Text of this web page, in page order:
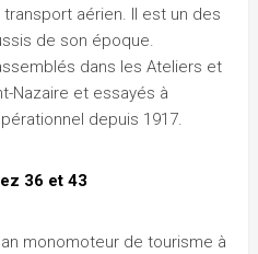
aérien. Il est un des
de son époque.
dans les Ateliers et
Nazaire et essayés à
depuis 1917.
36 et 43
monomoteur de tourisme à